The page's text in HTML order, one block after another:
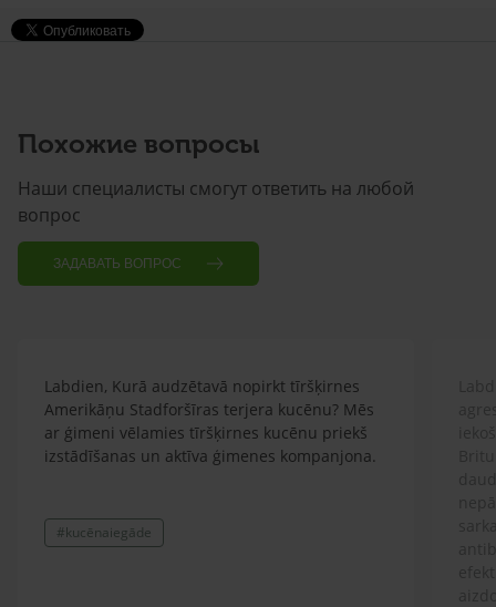
Похожие вопросы
Наши специалисты смогут ответить на любой
вопрос
ЗАДАВАТЬ ВОПРОС
Labdien, Kurā audzētavā nopirkt tīršķirnes
Amerikāņu Stadforšīras terjera kucēnu? Mēs
ar ģimeni vēlamies tīršķirnes kucēnu priekš
izstādīšanas un aktīva ģimenes kompanjona.
#kucēnaiegāde